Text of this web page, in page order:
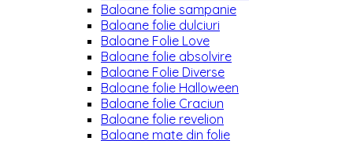
Baloane folie sampanie
Baloane folie dulciuri
Baloane Folie Love
Baloane folie absolvire
Baloane Folie Diverse
Baloane folie Halloween
Baloane folie Craciun
Baloane folie revelion
Baloane mate din folie